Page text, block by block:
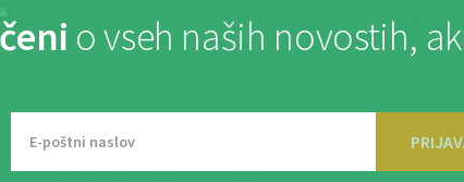
o vseh naših novostih,